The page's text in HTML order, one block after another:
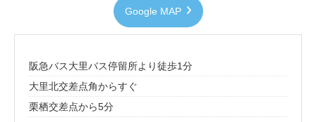
Google MAP
阪急バス大里バス停留所より徒歩1分
大里北交差点角からすぐ
栗栖交差点から5分